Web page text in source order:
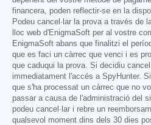
financera, poden reflectir-se en la
Podeu cancel·lar la prova a través de
lloc web d'EnigmaSoft per al vostre
EnigmaSoft abans que finalitzi el
que es faci un càrrec que venci i es
que caduqui la prova. Si decidiu
immediatament l'accés a SpyHunter.
que s'ha processat un càrrec que no
passar a causa de l'administració del
podeu cancel·lar i rebre un
qualsevol moment dins dels 30 dies